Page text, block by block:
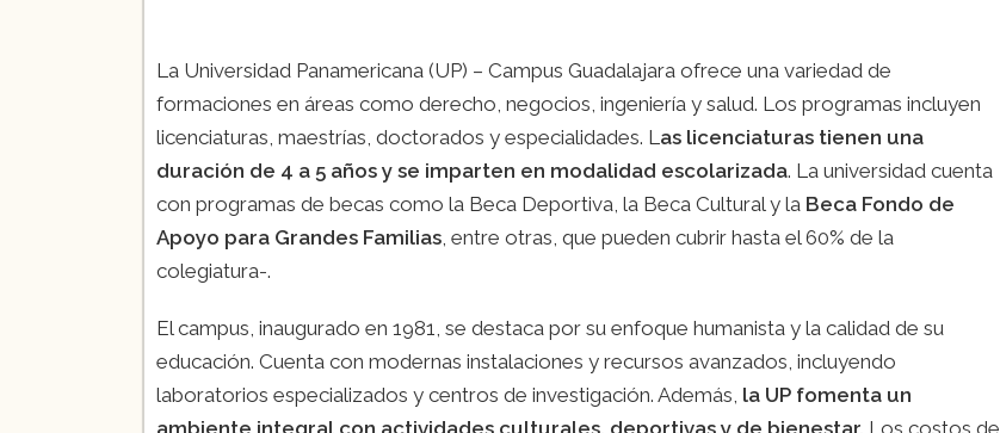
La Universidad Panamericana (UP) – Campus Guadalajara ofrece una variedad de
formaciones en áreas como derecho, negocios, ingeniería y salud. Los programas incluyen
licenciaturas, maestrías, doctorados y especialidades. Las licenciaturas tienen una
duración de 4 a 5 años y se imparten en modalidad escolarizada. La universidad cuenta
con programas de becas como la Beca Deportiva, la Beca Cultural y la Beca Fondo de
Apoyo para Grandes Familias, entre otras, que pueden cubrir hasta el 60% de la
colegiatura​-.
El campus, inaugurado en 1981, se destaca por su enfoque humanista y la calidad de su
educación. Cuenta con modernas instalaciones y recursos avanzados, incluyendo
laboratorios especializados y centros de investigación. Además, la UP fomenta un